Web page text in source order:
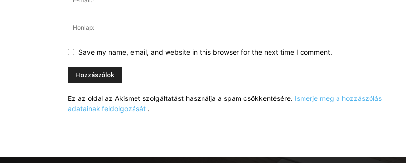
Save my name, email, and website in this browser for the next time I comment.
Ez az oldal az Akismet szolgáltatást használja a spam csökkentésére. Ismerje meg a hozzászólás
adatainak feldolgozását .